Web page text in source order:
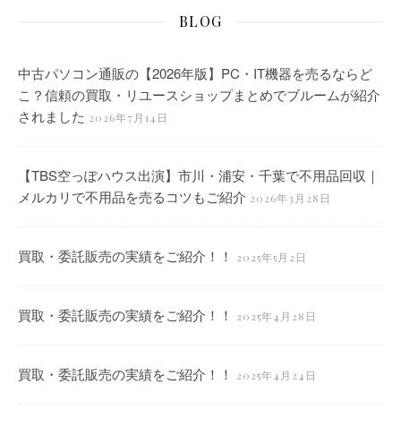
BLOG
中古パソコン通販の【2026年版】PC・IT機器を売るならど
こ？信頼の買取・リユースショップまとめでブルームが紹介
されました 2026年7月14日
【TBS空っぽハウス出演】市川・浦安・千葉で不用品回収｜
メルカリで不用品を売るコツもご紹介 2026年3月28日
買取・委託販売の実績をご紹介！！ 2025年5月2日
買取・委託販売の実績をご紹介！！ 2025年4月28日
買取・委託販売の実績をご紹介！！ 2025年4月24日